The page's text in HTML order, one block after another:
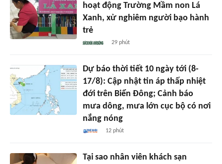
hoạt động Trường Mầm non Lá
Xanh, xử nghiêm người bạo hành
trẻ
29 phút
Dự báo thời tiết 10 ngày tới (8-
17/8): Cập nhật tin áp thấp nhiệt
đới trên Biển Đông; Cảnh báo
mưa dông, mưa lớn cục bộ có nơi
nắng nóng
12 phút
Tại sao nhân viên khách sạn